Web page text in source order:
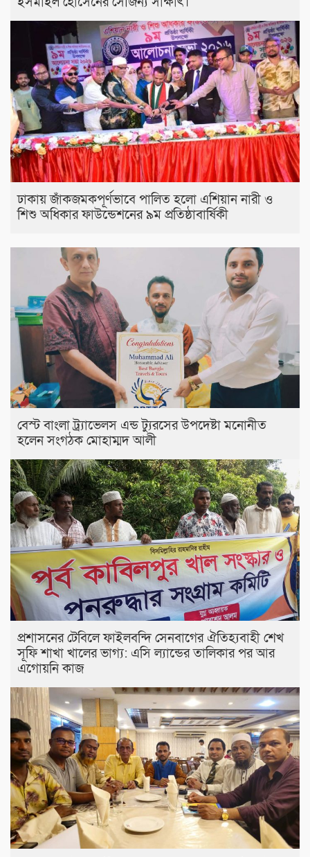
ঢাকায় জাঁকজমকপূর্ণভাবে পালিত হলো এশিয়ান নারী ও
শিশু অধিকার ফাউন্ডেশনের ৯ম প্রতিষ্ঠাবার্ষিকী
বেস্ট বাংলা ট্র্যাভেলস এন্ড ট্যুরসের উপদেষ্টা মনোনীত
হলেন সংগঠক মোহাম্মদ আলী
প্রশাসনের টেবিলে ফাইলবন্দি সেনবাগের ঐতিহ্যবাহী শেখ
সূফি শাখা খালের ভাগ্য: এসি ল্যান্ডের তালিকার পর আর
এগোয়নি কাজ